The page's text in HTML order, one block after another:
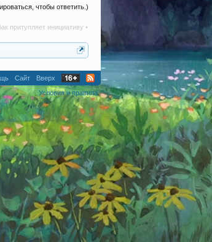
чтобы ответить.)
инициативу • алкоголь наносит вред в любом количестве •
Сайт
Вверх
Условия и правила